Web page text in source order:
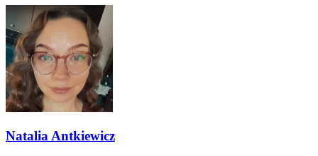
Natalia Antkiewicz